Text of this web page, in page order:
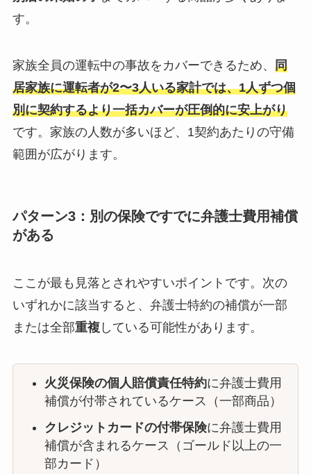
す。
家族全員の運転中の事故をカバーできるため、 同
居家族に運転者が2〜3人いる家計では、1人ずつ個
別に契約するより一括カバーが圧倒的に安上がり
です。家族の人数が多いほど、1契約あたりの守備
範囲が広がります。
パターン3：別の保険ですでに弁護士費用補償
がある
ここが最も見落とされやすいポイントです。次の
いずれかに該当すると、弁護士特約の補償が一部
または全部重複している可能性があります。
火災保険の個人賠償責任特約に弁護士費用
補償が付帯されているケース（一部商品）
クレジットカードの付帯保険に弁護士費用
補償が含まれるケース（ゴールド以上の一
部カード）